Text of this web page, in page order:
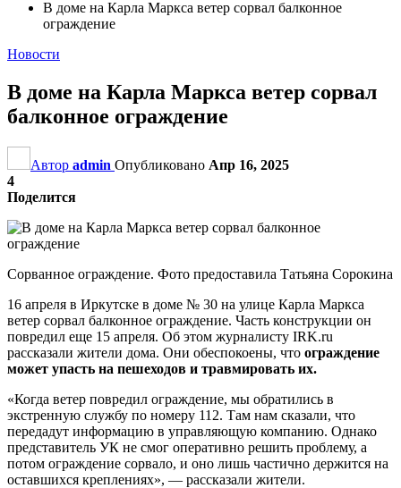
В доме на Карла Маркса ветер сорвал балконное
ограждение
Новости
В доме на Карла Маркса ветер сорвал
балконное ограждение
Автор admin Опубликовано Апр 16, 2025
4
Поделится
Сорванное ограждение. Фото предоставила Татьяна Сорокина
16 апреля в Иркутске в доме № 30 на улице Карла Маркса
ветер сорвал балконное ограждение. Часть конструкции он
повредил еще 15 апреля. Об этом журналисту IRK.ru
рассказали жители дома. Они обеспокоены, что ограждение
может упасть на пешеходов и травмировать их.
«Когда ветер повредил ограждение, мы обратились в
экстренную службу по номеру 112. Там нам сказали, что
передадут информацию в управляющую компанию. Однако
представитель УК не смог оперативно решить проблему, а
потом ограждение сорвало, и оно лишь частично держится на
оставшихся креплениях», — рассказали жители.